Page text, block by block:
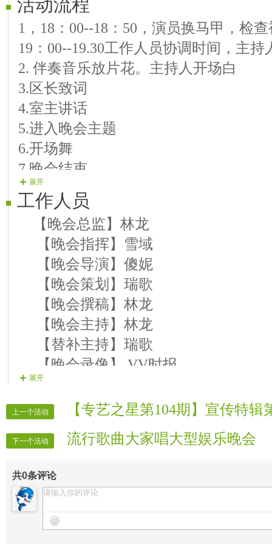
《06号演员》虹影 演唱曲目 《就算
际》
《05号演员》傻妮 演唱曲目 《朗诵-
学会感恩》
《07号演员》思念 演唱曲目 《人说
更好》
《08号演员》虹玉 演唱曲目 《中华
第三篇章《幸福起航》
《09号演员》诗意 演唱曲目 《中国
《10号演员》雨落 演唱曲目 《绿水
变老》
《11号演员》艳影 演唱曲目 《一花
是狼》
《12号演员》松涛竹韵 演唱曲目 《
活动流程
1，18：00--18：50，演员换马甲，检
19：00--19.30工作人员协调时间，主持
2. 伴奏音乐放片花。主持人开场白
3.区长致词
4.室主讲话
5.进入晚会主题
6.开场舞
7.晚会结束
8.主持闭幕词 结束（背景音乐《难忘今
展开
工作人员
【晚会总监】林龙
【晚会指挥】雪域
【晚会导演】傻妮
【晚会策划】瑞歌
【晚会撰稿】林龙
【晚会主持】林龙
【替补主持】瑞歌
【晚会录像】 VV时报
【晚会报道】 VV时报
【晚会广播】 无语
【晚会片花】 温柔
【晚会片花】 傻妮
【片花制作】 乐乐
【晚会联络】 沐阳
【晚会递麦】 傻妮
展开
上一个活动 【专艺之星第104期】宣传特辑
下一个活动 流行歌曲大家唱大型娱乐晚会
共0条评论